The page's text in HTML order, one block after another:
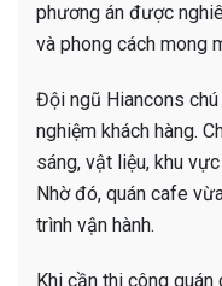
phương án được
và phong cách mong
Đội ngũ Hiancons
nghiệm khách hàng.
sáng, vật liệu, khu
Nhờ đó, quán cafe
trình vận hành.
Khi cần thi công